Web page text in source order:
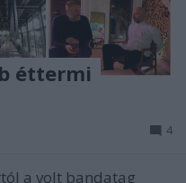
éttermi
4
a volt bandatag